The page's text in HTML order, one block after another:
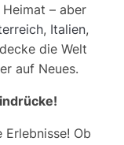
– aber
, Italien,
die Welt
auf Neues.
Ob